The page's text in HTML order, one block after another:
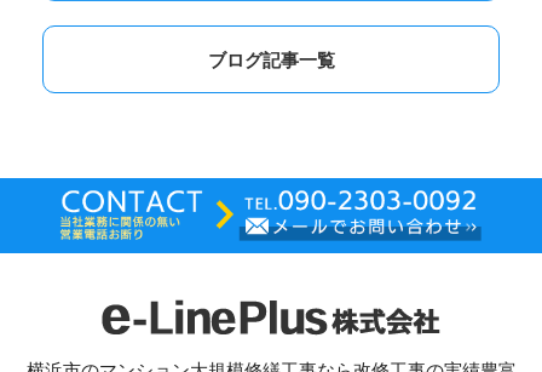
ブログ記事一覧